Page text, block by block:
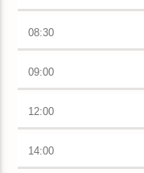
08:30
09:00
12:00
14:00